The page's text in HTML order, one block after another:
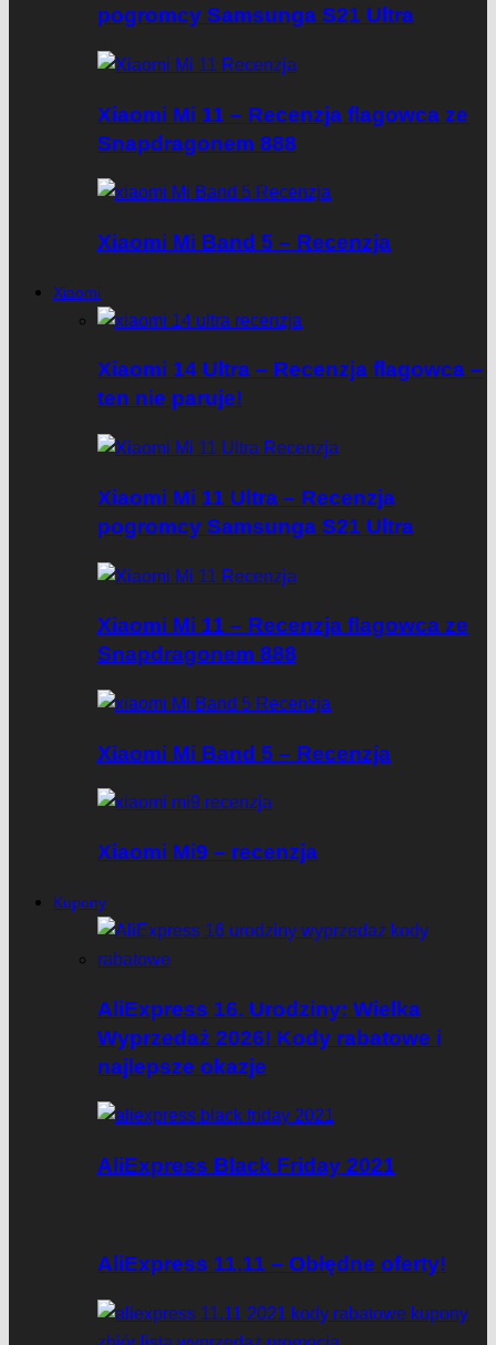
pogromcy Samsunga S21 Ultra
Xiaomi Mi 11 – Recenzja flagowca ze
Snapdragonem 888
Xiaomi Mi Band 5 – Recenzja
Xiaomi
Xiaomi 14 Ultra – Recenzja flagowca –
ten nie paruje!
Xiaomi Mi 11 Ultra – Recenzja
pogromcy Samsunga S21 Ultra
Xiaomi Mi 11 – Recenzja flagowca ze
Snapdragonem 888
Xiaomi Mi Band 5 – Recenzja
Xiaomi Mi9 – recenzja
Kupony
AliExpress 16. Urodziny: Wielka
Wyprzedaż 2026! Kody rabatowe i
najlepsze okazje
AliExpress Black Friday 2021
AliExpress 11.11 – Obłędne oferty!